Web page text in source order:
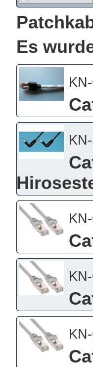
Es